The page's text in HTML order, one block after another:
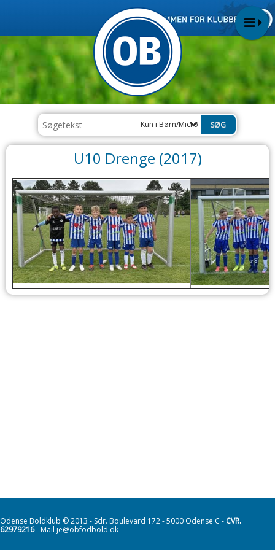
Kun i Børn/Micro
U10 Drenge (2017)
Odense Boldklub © 2013 - Sdr. Boulevard 172 - 5000 Odense C - CVR.
62979216- Mail je@obfodbold.dk